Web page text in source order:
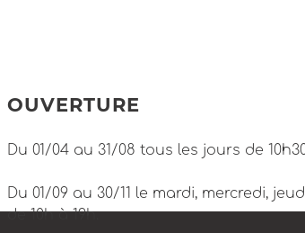
OUVERTURE
Du 01/04 au 31/08 tous les jours de
Du 01/09 au 30/11 le mardi, mercredi,
de 10h à 19h.